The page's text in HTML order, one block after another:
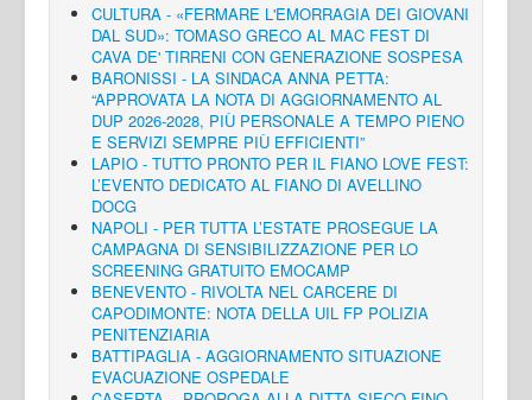
CULTURA - «FERMARE L'EMORRAGIA DEI GIOVANI
DAL SUD»: TOMASO GRECO AL MAC FEST DI
CAVA DE' TIRRENI CON GENERAZIONE SOSPESA
BARONISSI - LA SINDACA ANNA PETTA:
“APPROVATA LA NOTA DI AGGIORNAMENTO AL
DUP 2026-2028, PIÙ PERSONALE A TEMPO PIENO
E SERVIZI SEMPRE PIÙ EFFICIENTI”
LAPIO - TUTTO PRONTO PER IL FIANO LOVE FEST:
L’EVENTO DEDICATO AL FIANO DI AVELLINO
DOCG
NAPOLI - PER TUTTA L’ESTATE PROSEGUE LA
CAMPAGNA DI SENSIBILIZZAZIONE PER LO
SCREENING GRATUITO EMOCAMP
BENEVENTO - RIVOLTA NEL CARCERE DI
CAPODIMONTE: NOTA DELLA UIL FP POLIZIA
PENITENZIARIA
BATTIPAGLIA - AGGIORNAMENTO SITUAZIONE
EVACUAZIONE OSPEDALE